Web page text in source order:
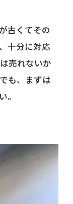
古くてその
十分に対応
売れないか
も、まずは
。